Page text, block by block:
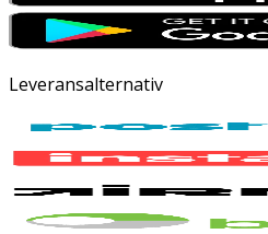
Leveransalternativ